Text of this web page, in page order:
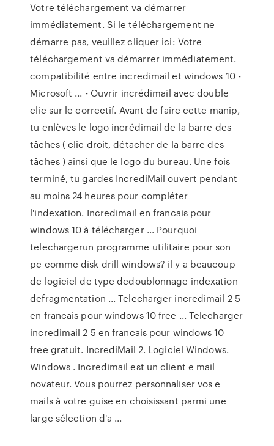
Votre téléchargement va démarrer
immédiatement. Si le téléchargement ne
démarre pas, veuillez cliquer ici: Votre
téléchargement va démarrer immédiatement.
compatibilité entre incredimail et windows 10 -
Microsoft ... - Ouvrir incrédimail avec double
clic sur le correctif. Avant de faire cette manip,
tu enlèves le logo incrédimail de la barre des
tâches ( clic droit, détacher de la barre des
tâches ) ainsi que le logo du bureau. Une fois
terminé, tu gardes IncrediMail ouvert pendant
au moins 24 heures pour compléter
l'indexation. Incredimail en francais pour
windows 10 à télécharger ... Pourquoi
telechargerun programme utilitaire pour son
pc comme disk drill windows? il y a beaucoup
de logiciel de type dedoublonnage indexation
defragmentation ... Telecharger incredimail 2 5
en francais pour windows 10 free ... Telecharger
incredimail 2 5 en francais pour windows 10
free gratuit. IncrediMail 2. Logiciel Windows.
Windows . Incredimail est un client e mail
novateur. Vous pourrez personnaliser vos e
mails à votre guise en choisissant parmi une
large sélection d'a ...